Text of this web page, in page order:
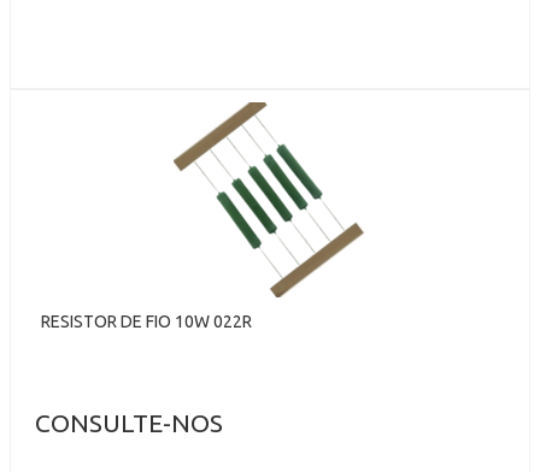
RESISTOR DE FIO 10W 022R
CONSULTE-NOS